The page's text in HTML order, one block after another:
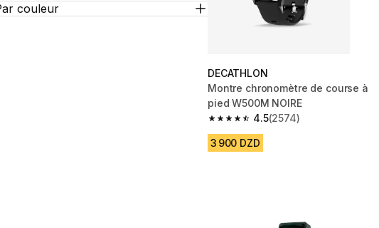
couleur
DECATHLON
Montre chronomètre de course à
pied W500M NOIRE
4.5
4.5 out of 5 stars from 2574 reviews
(2574)
3 900 DZD